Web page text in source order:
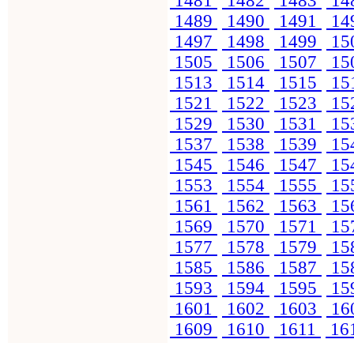
1489
1490 1491
1497
1498 1499
1505
1506 1507
1513
1514 1515
1521
1522 1523
1529
1530 1531
1537
1538 1539
1545
1546 1547
1553
1554 1555
1561
1562 1563
1569
1570 1571
1577
1578 1579
1585
1586 1587
1593
1594 1595
1601
1602 1603
1609
1610 1611